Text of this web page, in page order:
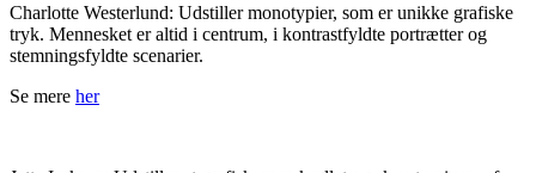
Charlotte Westerlund: Udstiller monotypier, som er unikke grafiske
tryk. Mennesket er altid i centrum, i kontrastfyldte portrætter og
stemningsfyldte scenarier.
Se mere her